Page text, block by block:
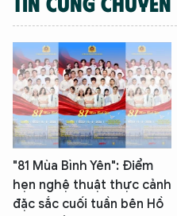
"81 Mùa Bình Yên": Điểm
hẹn nghệ thuật thực cảnh
đặc sắc cuối tuần bên Hồ